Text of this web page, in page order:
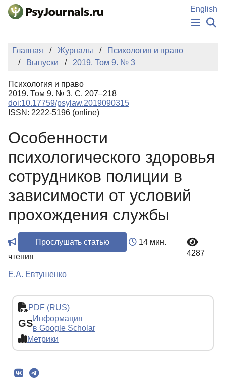
Перейти к основному содержанию
English
НОВОСТИ
ИЗДАНИЯ
ПОДАТЬ РУКОПИСЬ
БАЗА ЗНАНИЙ
КЛЮЧЕВЫЕ СЛОВА
Регистрация
Главная Журналы
Психология и право
Выпуски
2019. Том 9. № 3
Психология и право
2019. Том 9. № 3. С. 207–218
doi:10.17759/psylaw.2019090315
ISSN: 2222-5196 (online)
Особенности
психологического здоровья
сотрудников полиции в
зависимости от условий
прохождения службы
Прослушать статью
14 мин.
чтения
4287
Е.А. Евтушенко
PDF (RUS)
GSИнформация
в Google Scholar
Метрики